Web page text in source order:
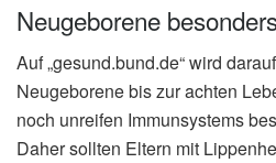
Neugeborene
Auf „gesund.bund.de“ wird
Neugeborene bis zur achten
noch unreifen Immunsystems
Daher sollten Eltern mit